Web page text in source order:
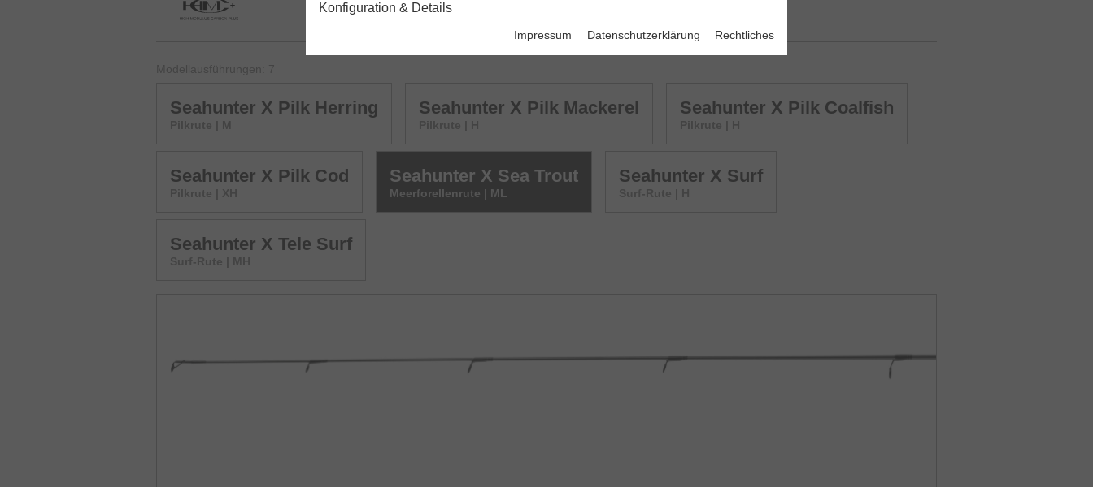
Modellausführungen: 7
Seahunter X Pilk Herring
Pilkrute | M
Seahunter X Pilk Mackerel
Pilkrute | H
Seahunter X Pilk Coalfish
Pilkrute | H
Seahunter X Pilk Cod
Pilkrute | XH
Seahunter X Sea Trout
Meerforellenrute | ML
Seahunter X Surf
Surf-Rute | H
Seahunter X Tele Surf
Surf-Rute | MH
Konfiguration & Details
Impressum Datenschutzerklärung Rechtliches